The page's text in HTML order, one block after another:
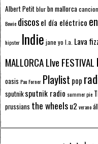
Albert Petitblurbn mallorca
Bowie discosel día eléctrico
hipster Indie jane yo l.a. Lava
MALLORCA LIve FESTIVAL
oasis Pau Forner Playlist pop
sputnik sputnik radio summer pie
prussians the wheelsu2 verano